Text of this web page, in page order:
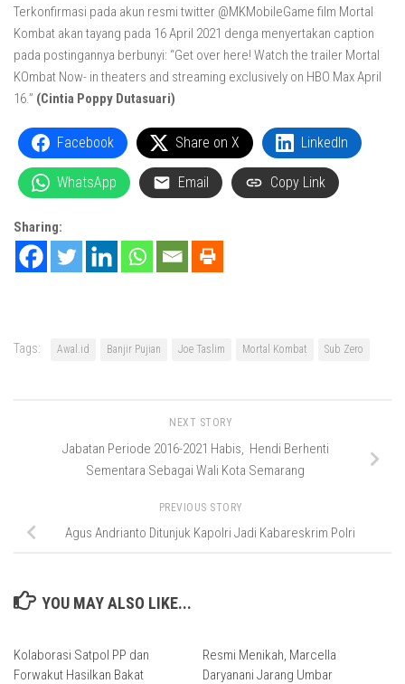
Terkonfirmasi pada akun resmi twitter @MKMobileGame film Mortal
Kombat akan tayang pada 16 April 2021 denga menyertakan caption
pada postingannya berbunyi: “Get over here! Watch the trailer Mortal
KOmbat Now- in theaters and streaming exclusively on HBO Max April
16.” (Cintia Poppy Dutasuari)
Facebook Share on X LinkedIn
WhatsApp Email Copy Link
Sharing:
Tags: Awal.id Banjir Pujian Joe Taslim Mortal Kombat Sub Zero
NEXT STORY
Jabatan Periode 2016-2021 Habis, Hendi Berhenti
Sementara Sebagai Wali Kota Semarang
PREVIOUS STORY
Agus Andrianto Ditunjuk Kapolri Jadi Kabareskrim Polri
YOU MAY ALSO LIKE...
Kolaborasi Satpol PP dan
Forwakut Hasilkan Bakat
Resmi Menikah, Marcella
Daryanani Jarang Umbar